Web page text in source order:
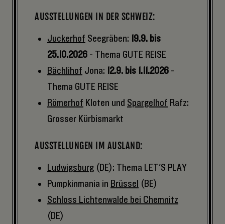
AUSSTELLUNGEN IN DER SCHWEIZ:
Juckerhof Seegräben: 19.9. bis
25.10.2026 - Thema GUTE REISE
Bächlihof Jona: 12.9. bis 1.11.2026 -
Thema GUTE REISE
Römerhof Kloten und Spargelhof Rafz:
Grosser Kürbismarkt
AUSSTELLUNGEN IM AUSLAND:
Ludwigsburg (DE): Thema LET'S PLAY
Pumpkinmania in Brüssel (BE)
Schloss Lichtenwalde bei Chemnitz
(DE)